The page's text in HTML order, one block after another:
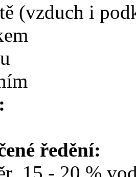
(vzduch i
ředění:
15 - 20 %